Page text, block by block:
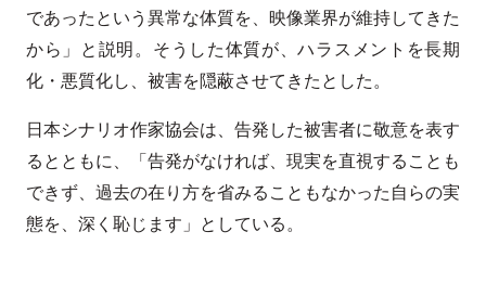
であったという異常な体質を、映像業界が維持してきた
から」と説明。そうした体質が、ハラスメントを長期
化・悪質化し、被害を隠蔽させてきたとした。
日本シナリオ作家協会は、告発した被害者に敬意を表す
るとともに、「告発がなければ、現実を直視することも
できず、過去の在り方を省みることもなかった自らの実
態を、深く恥じます」としている。